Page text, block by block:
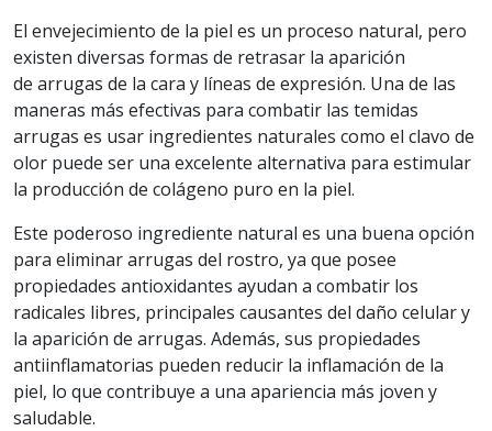
El envejecimiento de la piel es un proceso natural, pero
existen diversas formas de retrasar la aparición
de arrugas de la cara y líneas de expresión. Una de las
maneras más efectivas para combatir las temidas
arrugas es usar ingredientes naturales como el clavo de
olor puede ser una excelente alternativa para estimular
la producción de colágeno puro en la piel.
Este poderoso ingrediente natural es una buena opción
para eliminar arrugas del rostro, ya que posee
propiedades antioxidantes ayudan a combatir los
radicales libres, principales causantes del daño celular y
la aparición de arrugas. Además, sus propiedades
antiinflamatorias pueden reducir la inflamación de la
piel, lo que contribuye a una apariencia más joven y
saludable.